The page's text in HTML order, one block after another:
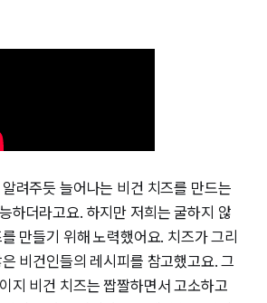
려주듯 늘어나는 비건 치즈를 만드는
하더라고요. 하지만 저희는 굴하지 않
만들기 위해 노력했어요. 치즈가 그리
비건인들의 레시피를 참고했고요. 그
지 비건 치즈는 짭짤하면서 고소하고